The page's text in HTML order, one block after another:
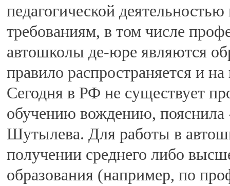
педагогической
требованиям, в том числе
автошколы де-юре являются
правило распространяется и
Сегодня в РФ не существует
обучению вождению,
Шутылева. Для работы в
получении среднего либо
образования (например, по